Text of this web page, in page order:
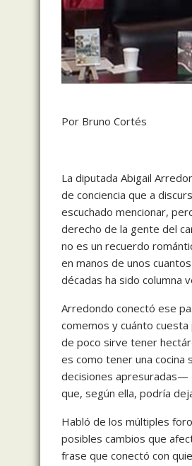
Por Bruno Cortés
La diputada Abigail
de conciencia que a
escuchado mencionar,
derecho de la gente del
no es un recuerdo
en manos de unos
décadas ha sido columna
Arredondo conectó ese
comemos y cuánto
de poco sirve tener
es como tener una
decisiones apresuradas—
que, según ella, podría
Habló de los múltiples
posibles cambios que
frase que conectó con